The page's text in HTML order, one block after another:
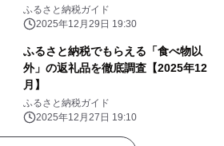
ふるさと納税ガイド
2025年12月29日 19:30
ふるさと納税でもらえる「食べ物以
外」の返礼品を徹底調査【2025年12
月】
ふるさと納税ガイド
2025年12月27日 19:10